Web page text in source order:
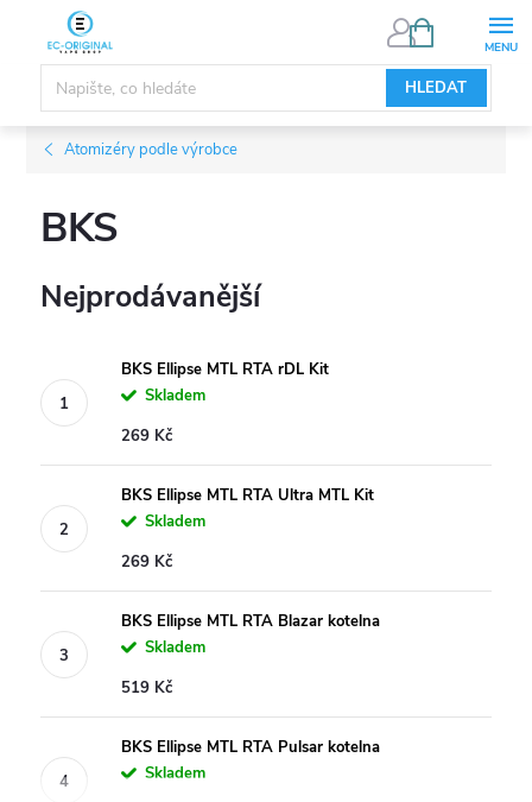
obsah
HLEDAT
NÁKUPNÍ
Atomizéry podle výrobce
BKS
Nejprodávanější
BKS Ellipse MTL RTA rDL Kit
Skladem
269 Kč
BKS Ellipse MTL RTA Ultra MTL Kit
Skladem
269 Kč
BKS Ellipse MTL RTA Blazar kotelna
Skladem
519 Kč
BKS Ellipse MTL RTA Pulsar kotelna
Skladem